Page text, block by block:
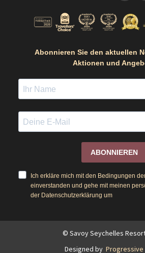
Abonnieren Sie den aktuellen
Aktionen und
ABONNIEREN
Ich erkläre mich mit den Bedingungen
einverstanden und gehe mit meinen
der Datenschutzerklärung um
© Savoy Seychelles
Designed by Progressive